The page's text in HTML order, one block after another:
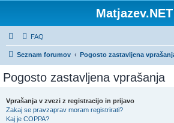
Matjazev.NET
FAQ
Seznam forumov Pogosto zastavljena
Pogosto zastavljena vprašanja
Vprašanja v zvezi z registracijo in prijavo
Zakaj se pravzaprav moram registrirati?
Kaj je COPPA?